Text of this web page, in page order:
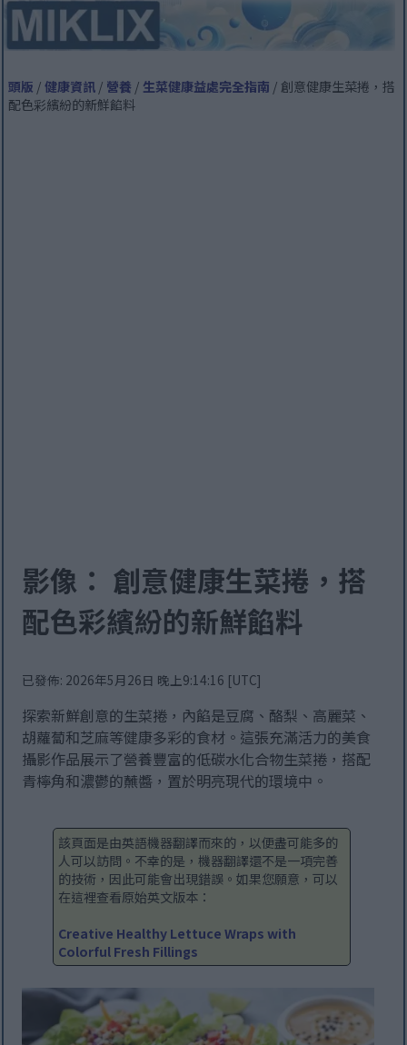
頭版 /健康資訊 / 營養 / 生菜健康益處完全指南 / 創意健康生菜捲，搭
配色彩繽紛的新鮮餡料
影像： 創意健康生菜捲，搭
配色彩繽紛的新鮮餡料
已發佈: 2026年5月26日 晚上9:14:16 [UTC]
探索新鮮創意的生菜捲，內餡是豆腐、酪梨、高麗菜、
胡蘿蔔和芝麻等健康多彩的食材。這張充滿活力的美食
攝影作品展示了營養豐富的低碳水化合物生菜捲，搭配
青檸角和濃鬱的蘸醬，置於明亮現代的環境中。
該頁面是由英語機器翻譯而來的，以便盡可能多的
人可以訪問。不幸的是，機器翻譯還不是一項完善
的技術，因此可能會出現錯誤。如果您願意，可以
在這裡查看原始英文版本：
Creative Healthy Lettuce Wraps with
Colorful Fresh Fillings